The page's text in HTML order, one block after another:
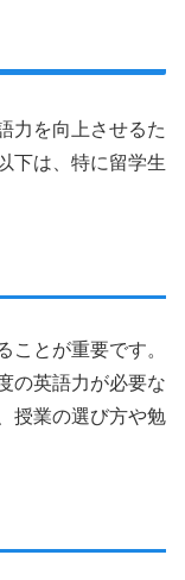
力を向上させるた
下は、特に留学生
ことが重要です。
の英語力が必要な
授業の選び方や勉